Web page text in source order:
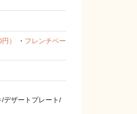
） ・ フレンチベー
デザートプレート/